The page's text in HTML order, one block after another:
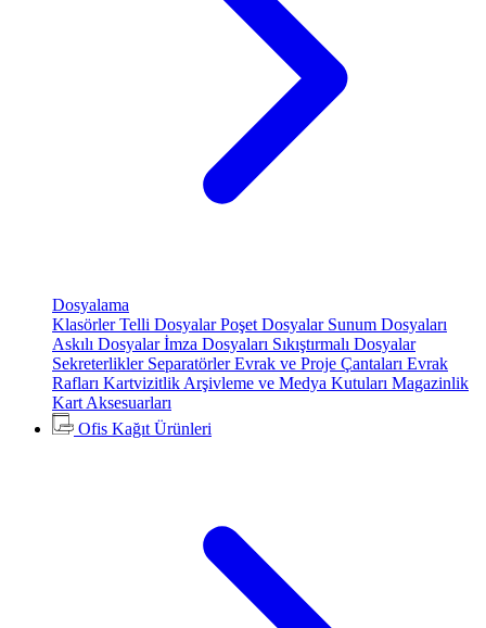
Dosyalama
KlasörlerTelli DosyalarPoşet Dosyalar Sunum Dosyaları
Askılı Dosyalarİmza Dosyaları Sıkıştırmalı Dosyalar
Sekreterlikler SeparatörlerEvrak ve Proje Çantaları Evrak
Rafları Kartvizitlik Arşivleme ve Medya Kutuları Magazinlik
Kart Aksesuarları
Ofis Kağıt Ürünleri